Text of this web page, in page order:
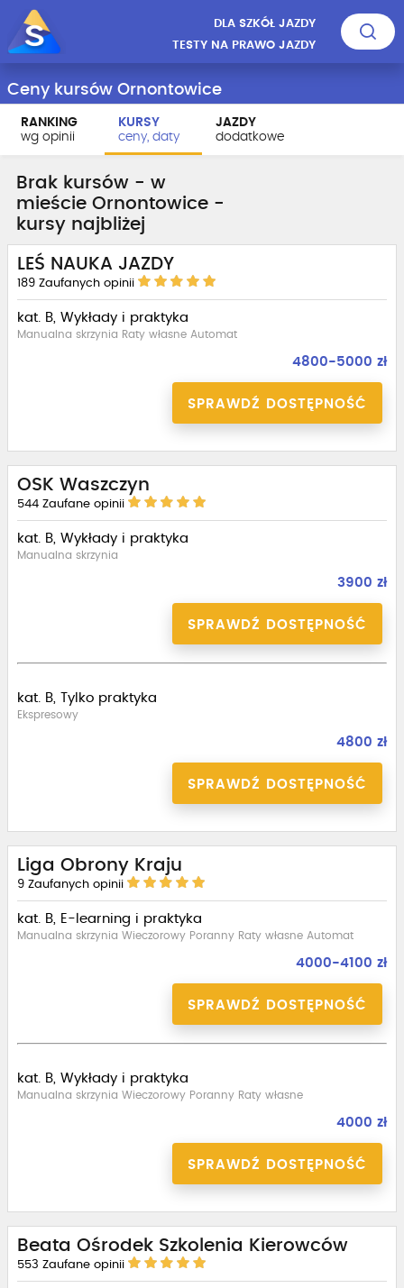
DLA SZKÓŁ JAZDY
TESTY NA PRAWO JAZDY
Ceny kursów Ornontowice
RANKING
wg opinii
KURSY
ceny, daty
JAZDY
dodatkowe
Brak kursów - w
mieście Ornontowice -
kursy najbliżej
LEŚ NAUKA JAZDY
189 Zaufanych opinii
kat. B, Wykłady i praktyka
Manualna skrzynia Raty własne Automat
4800-5000 zł
SPRAWDŹ DOSTĘPNOŚĆ
OSK Waszczyn
544 Zaufane opinii
kat. B, Wykłady i praktyka
Manualna skrzynia
3900 zł
SPRAWDŹ DOSTĘPNOŚĆ
kat. B, Tylko praktyka
Ekspresowy
4800 zł
SPRAWDŹ DOSTĘPNOŚĆ
Liga Obrony Kraju
9 Zaufanych opinii
kat. B, E-learning i praktyka
Manualna skrzynia Wieczorowy Poranny Raty własne Automat
4000-4100 zł
SPRAWDŹ DOSTĘPNOŚĆ
kat. B, Wykłady i praktyka
Manualna skrzynia Wieczorowy Poranny Raty własne
4000 zł
SPRAWDŹ DOSTĘPNOŚĆ
Beata Ośrodek Szkolenia Kierowców
553 Zaufane opinii